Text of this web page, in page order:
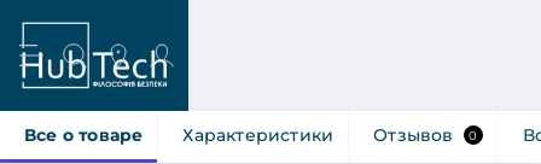
Все о товаре Характеристики Отзывов 0